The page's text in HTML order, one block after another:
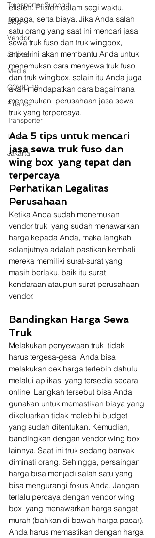
Transporter Support
Blog
Vendor
Shipper
Media
COVID-19
Finance
Transporter
Driver
Jakarta
efisien. Efisien dalam segi waktu,
tenaga, serta biaya. Jika Anda salah
satu orang yang saat ini mencari jasa
sewa truk fuso dan truk wingbox,
artikel ini akan membantu Anda untuk
menemukan cara menyewa truk fuso
dan truk wingbox, selain itu Anda juga
akan mendapatkan cara bagaimana
menemukan  perusahaan jasa sewa
truk yang terpercaya.
Ada 5 tips untuk mencari
jasa sewa truk fuso dan
wing box  yang tepat dan
terpercaya
Perhatikan Legalitas
Perusahaan
Ketika Anda sudah menemukan
vendor truk  yang sudah menawarkan
harga kepada Anda, maka langkah
selanjutnya adalah pastikan kembali
mereka memiliki surat-surat yang
masih berlaku, baik itu surat
kendaraan ataupun surat perusahaan
vendor.
Bandingkan Harga Sewa
Truk
Melakukan penyewaan truk  tidak
harus tergesa-gesa. Anda bisa
melakukan cek harga terlebih dahulu
melalui aplikasi yang tersedia secara
online. Langkah tersebut bisa Anda
gunakan untuk memastikan biaya yang
dikeluarkan tidak melebihi budget
yang sudah ditentukan. Kemudian,
bandingkan dengan vendor wing box
lainnya. Saat ini truk sedang banyak
diminati orang. Sehingga, persaingan
harga bisa menjadi salah satu yang
bisa mengurangi fokus Anda. Jangan
terlalu percaya dengan vendor wing
box  yang menawarkan harga sangat
murah (bahkan di bawah harga pasar).
Anda harus memastikan dengan harga